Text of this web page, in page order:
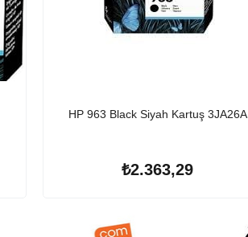
HP 963 Black Siyah Kartuş 3JA26A
₺2.363,29